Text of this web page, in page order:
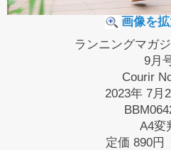
画像を
ランニングマガ
9月
Courir
2023年 7月
A4変
定価 890円